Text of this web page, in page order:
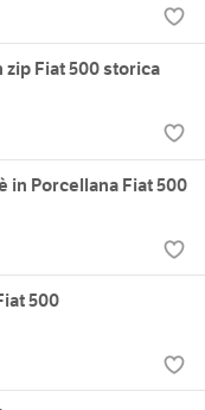
Fiat 500 storica
in Porcellana Fiat 500
500